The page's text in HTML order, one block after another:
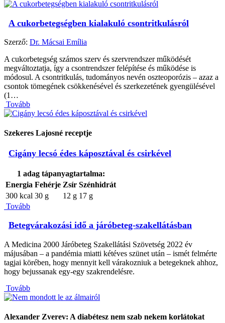
A cukorbetegségben kialakuló csontritkulásról
Szerző: Dr. Mácsai Emília
A cukorbetegség számos szerv és szervrendszer működését
megváltoztatja, így a csontrendszer felépítése és működése is
módosul. A csontritkulás, tudományos nevén oszteoporózis – azaz a
csontok tömegének csökkenésével és szerkezetének gyengülésével
(1…
Tovább
Szekeres Lajosné receptje
Cigány lecsó édes káposztával és csirkével
1 adag tápanyagtartalma:
Energia Fehérje Zsír Szénhidrát
300 kcal 30 g 12 g 17 g
Tovább
Betegvárakozási idő a járóbeteg-szakellátásban
A Medicina 2000 Járóbeteg Szakellátási Szövetség 2022 év
májusában – a pandémia miatti kétéves szünet után – ismét felmérte
tagjai körében, hogy mennyit kell várakozniuk a betegeknek ahhoz,
hogy bejussanak egy-egy szakrendelésre.
Tovább
Alexander Zverev: A diabétesz nem szab nekem korlátokat